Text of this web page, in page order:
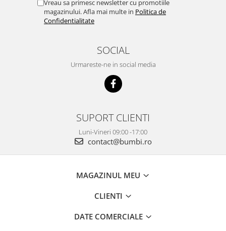
Vreau sa primesc newsletter cu promotiile
magazinului. Afla mai multe in Politica de
Confidentialitate
SOCIAL
Urmareste-ne in social media
SUPORT CLIENTI
Luni-Vineri 09:00 -17:00
contact@bumbi.ro
MAGAZINUL MEU
CLIENTI
DATE COMERCIALE